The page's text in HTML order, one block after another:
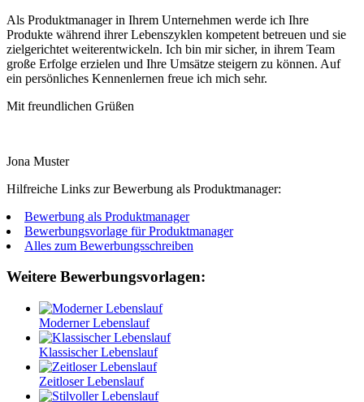
Als Produktmanager in Ihrem Unternehmen werde ich Ihre
Produkte während ihrer Lebenszyklen kompetent betreuen und sie
zielgerichtet weiterentwickeln. Ich bin mir sicher, in ihrem Team
große Erfolge erzielen und Ihre Umsätze steigern zu können. Auf
ein persönliches Kennenlernen freue ich mich sehr.
Mit freundlichen Grüßen
Jona Muster
Hilfreiche Links zur Bewerbung als Produktmanager:
Bewerbung als Produktmanager
Bewerbungsvorlage für Produktmanager
Alles zum Bewerbungsschreiben
Weitere Bewerbungsvorlagen:
Moderner Lebenslauf
Klassischer Lebenslauf
Zeitloser Lebenslauf